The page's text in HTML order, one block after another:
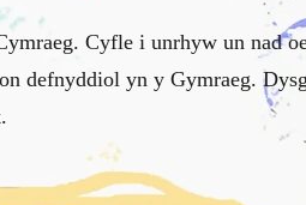
Cyfle i unrhyw un nad
defnyddiol yn y Gymraeg.